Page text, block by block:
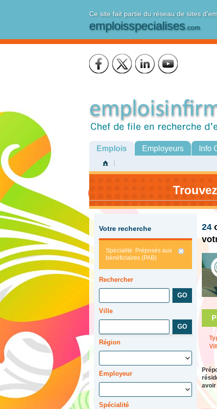
Ce site fait partie du réseau de sites
emploisspecialises.com
Emplois Employeurs Info
Votre recherche
Spécialité: Préposés aux
bénéficiaires (PAB)
Rechercher
Ville
Région
Employeur
Spécialité
24
avoir